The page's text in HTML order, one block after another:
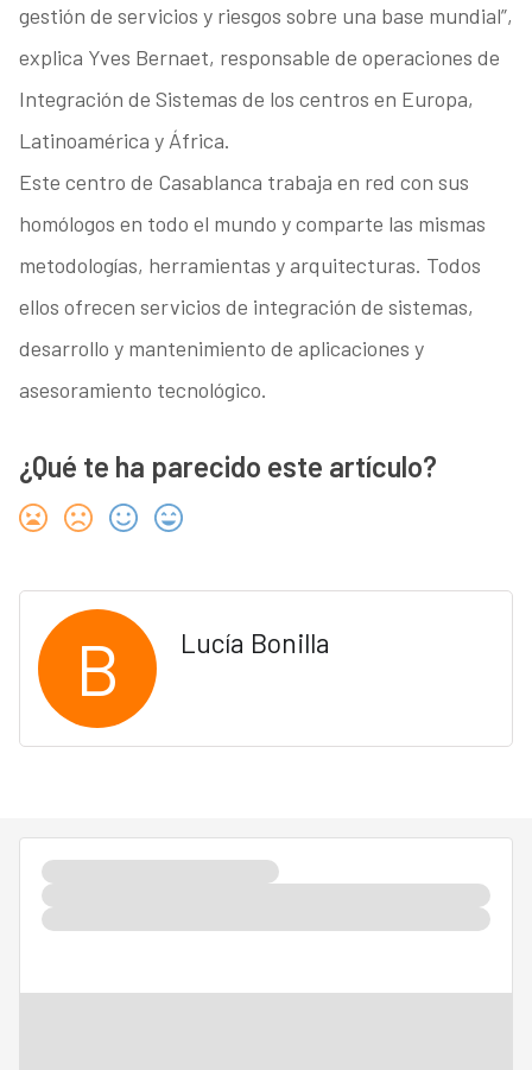
gestión de servicios y riesgos sobre una base mundial”,
explica Yves Bernaet, responsable de operaciones de
Integración de Sistemas de los centros en Europa,
Latinoamérica y África.
Este centro de Casablanca trabaja en red con sus
homólogos en todo el mundo y comparte las mismas
metodologías, herramientas y arquitecturas. Todos
ellos ofrecen servicios de integración de sistemas,
desarrollo y mantenimiento de aplicaciones y
asesoramiento tecnológico.
¿Qué te ha parecido este artículo?
B Lucía Bonilla